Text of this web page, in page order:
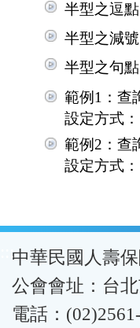
半型之逗
半型之減
半型之句
範例1：查
設定方式
範例2：查
設定方式
:::中華民國人壽
公會會址：台
電話：